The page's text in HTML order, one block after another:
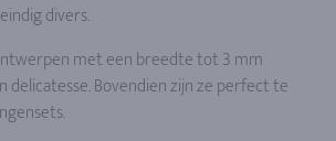
divers.
met een breedte tot 3 mm
delicatesse. Bovendien zijn ze perfect te